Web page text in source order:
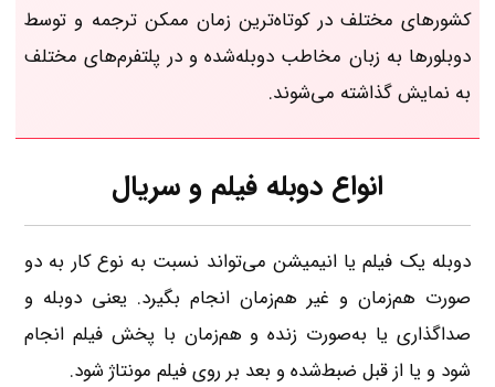
کشورهای مختلف در کوتاه‌ترین زمان ممکن ترجمه و توسط
دوبلورها به زبان مخاطب دوبله‌شده و در پلتفرم‌های مختلف
به نمایش گذاشته می‌شوند.
انواع دوبله فیلم و سریال
دوبله یک فیلم یا انیمیشن می‌تواند نسبت به نوع کار به دو
صورت هم‌زمان و غیر هم‌زمان انجام بگیرد. یعنی دوبله و
صداگذاری یا به‌صورت زنده و هم‌زمان با پخش فیلم انجام
شود و یا از قبل ضبط‌شده و بعد بر روی فیلم مونتاژ شود.